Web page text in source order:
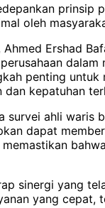
oleh
Ahmed Ershad
penting
kepatuhan
survei ahli
dapat
sinergi yang
yang